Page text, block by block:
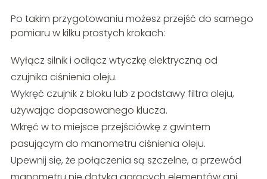
Po takim przygotowaniu możesz przejść do samego
pomiaru w kilku prostych krokach:
Wyłącz silnik i odłącz wtyczkę elektryczną od
czujnika ciśnienia oleju.
Wykręć czujnik z bloku lub z podstawy filtra oleju,
używając dopasowanego klucza.
Wkręć w to miejsce przejściówkę z gwintem
pasującym do manometru ciśnienia oleju.
Upewnij się, że połączenia są szczelne, a przewód